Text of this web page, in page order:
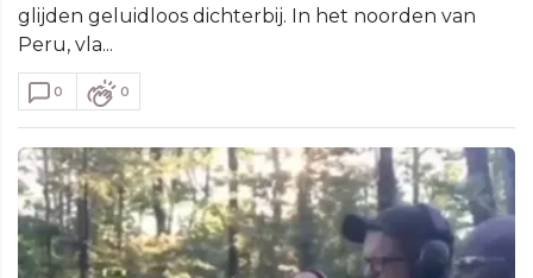
glijden geluidloos dichterbij. In het noorden van
Peru, vla...
0 0